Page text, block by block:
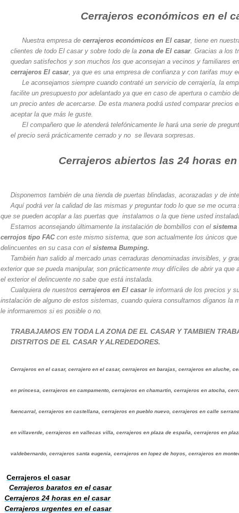
Cerrajeros económicos en el
Nuestra empresa decerrajeros económicos en El casar, tiene en
clientes de todo El casar y sobre todo de lazona de El casar. Gracias a los
quedan satisfechos y son muchos los que aconsejan a vecinos y familiares
cerrajeros El casar, ya que es una empresa de confianza y con tarifas muy
Le aconsejamos siempre cuando contraté un servicio de cerrajería, la
facilite un presupuesto por adelantado ya que en caso de apertura o cambio
un precio antes de acercarse. De esta manera podrá usted comparar precios
aceptar la que más le guste.
El compañero que le atenderá telefónicamente le hará una serie de
el precio será prácticamente cerrado y no se llevara sorpresas.
Cerrajeros abiertos las 24 horas
Disponemos también de una tienda de puertas blindadas, acorazadas y de
Aquí podrá ver la calidad de las mismas y preguntar todo lo que se me
que se pueden acoplar a las puertas que instalamos o la que tiene usted
Estamos aconsejando últimamente la instalación de bombillos con el
cerrojos tipo FACcon este mismo sistema, que son actualmente los únicos que
delincuentes en su casa con elsistema Bumping.
También han salido al mercado unas cerraduras denominadas invisibles, y
exterior que se pueda manipular, son prácticamente muy difíciles de abrir ya que
el exterior el delincuente no sabe que está instalada.
Cualquiera de nuestroscerrajeros en El casarle informará de los precios y
instalación de alguno de estos sistemas, cuando quiera consultarnos díganos la
le informaremos si es posible o no.
TRABAJAMOS EN TODA LA ZONA DE EL CASAR Y TAMBIEN
DISTRITOS DE EL CASAR Y ALREDEDORES.
Cerrajeros en el casar, cerrajero en el casar, cerrajeros en barajas, cerrajeros en aluche,
en princesa, cerrajeros en campamento, cerrajeros en chamartin, cerrajeros en atocha,
fuencarral, cerrajeros en castellana, cerrajeros en pueblo nuevo, cerrajeros en calle
en villaverde, cerrajeros en vallecas villa, cerrajeros en plaza de españa, cerrajeros en
valdebernardo, cerrajeros santa eugenia, cerrajeros en lopez de hoyos, cerrajeros en
Cerrajeros el casar
Cerrajeros baratos en el casar
Cerrajeros 24 horas en el casar
Cerrajeros urgentes en el casar